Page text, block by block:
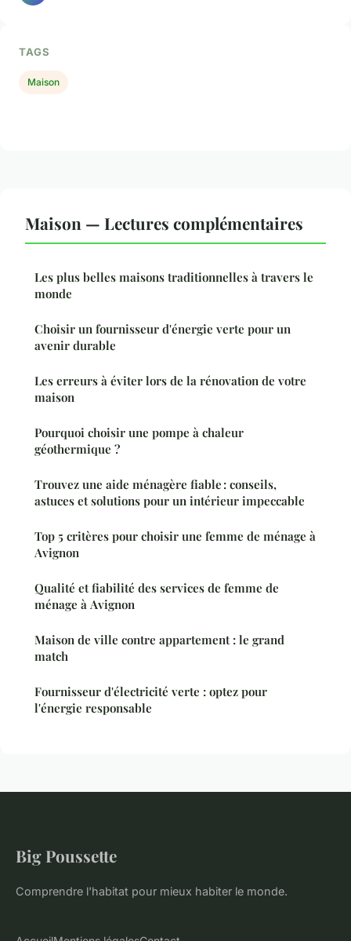
TAGS
Maison
Maison — Lectures complémentaires
Les plus belles maisons traditionnelles à travers le
monde
Choisir un fournisseur d'énergie verte pour un
avenir durable
Les erreurs à éviter lors de la rénovation de votre
maison
Pourquoi choisir une pompe à chaleur
géothermique ?
Trouvez une aide ménagère fiable : conseils,
astuces et solutions pour un intérieur impeccable
Top 5 critères pour choisir une femme de ménage à
Avignon
Qualité et fiabilité des services de femme de
ménage à Avignon
Maison de ville contre appartement : le grand
match
Fournisseur d'électricité verte : optez pour
l'énergie responsable
Big Poussette
Comprendre l'habitat pour mieux habiter le monde.